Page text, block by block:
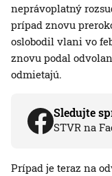
neprávoplatný
prípad znovu
oslobodil vlani vo
znovu podal
odmietajú.
Sledujte
STVR na
Prípad je teraz na